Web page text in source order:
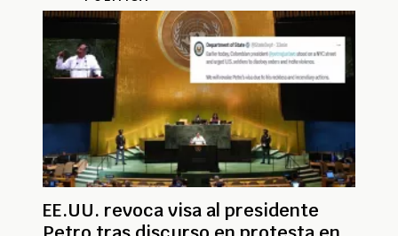
EE.UU. revoca visa al presidente